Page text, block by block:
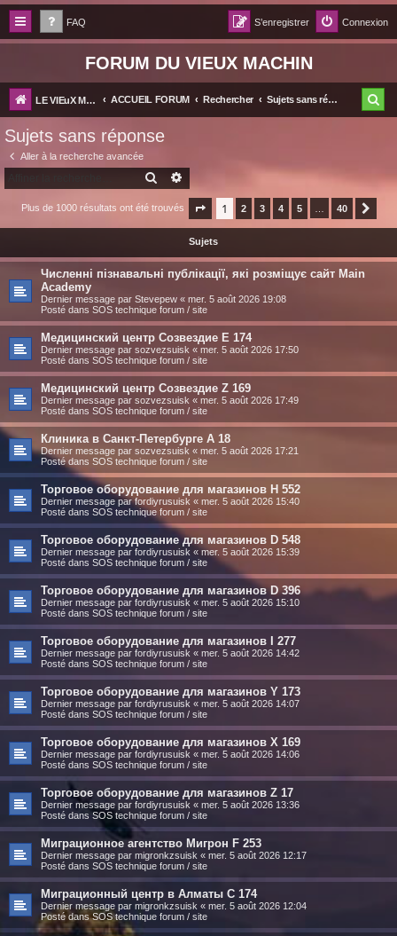
FAQ Connexion
S’enregistrer
FORUM DU VIEUX MACHIN
LE VIEuX MACHIN ACCUEIL FORUM Rechercher Sujets sans réponse
Sujets sans réponse
Aller à la recherche avancée
RECHERCHER
Plus de 1000 résultats ont été trouvés Page sur 40
1 2 3 4 5 40
Sujets
Численні пізнавальні публікації, які розміщує сайт Main
Academy
Dernier message par Stevepew « mer. 5 août 2026 19:08
Posté dans SOS technique forum / site
Медицинский центр Созвездие E 174
Dernier message par sozvezsuisk « mer. 5 août 2026 17:50
Posté dans SOS technique forum / site
Медицинский центр Созвездие Z 169
Dernier message par sozvezsuisk « mer. 5 août 2026 17:49
Posté dans SOS technique forum / site
Клиника в Санкт-Петербурге A 18
Dernier message par sozvezsuisk « mer. 5 août 2026 17:21
Posté dans SOS technique forum / site
Торговое оборудование для магазинов H 552
Dernier message parfordiyrusuisk « mer. 5 août 2026 15:40
Posté dans SOS technique forum / site
Торговое оборудование для магазинов D 548
Dernier message par fordiyrusuisk « mer. 5 août 2026 15:39
Posté dans SOS technique forum / site
Торговое оборудование для магазинов D 396
Dernier message par fordiyrusuisk « mer. 5 août 2026 15:10
Posté dans SOS technique forum / site
Торговое оборудование для магазинов I 277
Dernier message par fordiyrusuisk « mer. 5 août 2026 14:42
Posté dans SOS technique forum / site
Торговое оборудование для магазинов Y 173
Dernier message par fordiyrusuisk « mer. 5 août 2026 14:07
Posté dans SOS technique forum / site
Торговое оборудование для магазинов X 169
Dernier message par fordiyrusuisk « mer. 5 août 2026 14:06
Posté dans SOS technique forum / site
Торговое оборудование для магазинов Z 17
Dernier message par fordiyrusuisk « mer. 5 août 2026 13:36
Posté dans SOS technique forum / site
Миграционное агентство Мигрон F 253
Dernier message par migronkzsuisk « mer. 5 août 2026 12:17
Posté dans SOS technique forum / site
Миграционный центр в Алматы C 174
Dernier message par migronkzsuisk « mer. 5 août 2026 12:04
Posté dansSOS technique forum / site